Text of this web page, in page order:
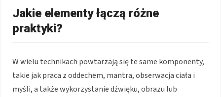
Jakie elementy łączą różne
praktyki?
W wielu technikach powtarzają się te same komponenty,
takie jak praca z oddechem, mantra, obserwacja ciała i
myśli, a także wykorzystanie dźwięku, obrazu lub